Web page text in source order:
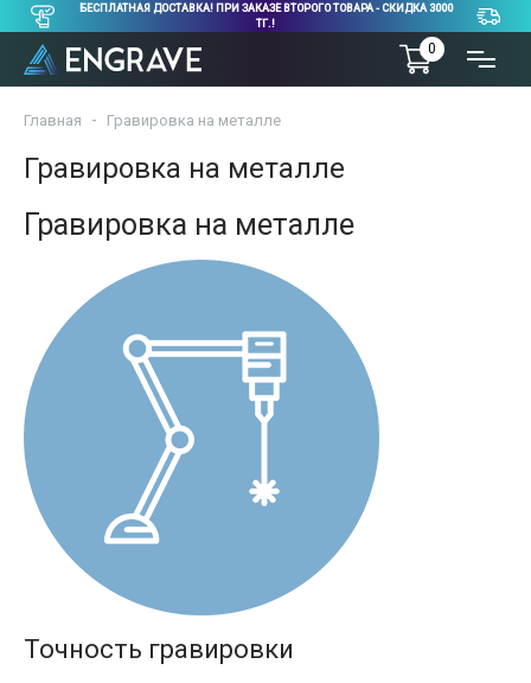
БЕСПЛАТНАЯ ДОСТАВКА! ПРИ ЗАКАЗЕ ВТОРОГО ТОВАРА - СКИДКА 3000
ТГ.!
0
Главная Гравировка на металле
Гравировка на металле
Гравировка на металле
Точность гравировки